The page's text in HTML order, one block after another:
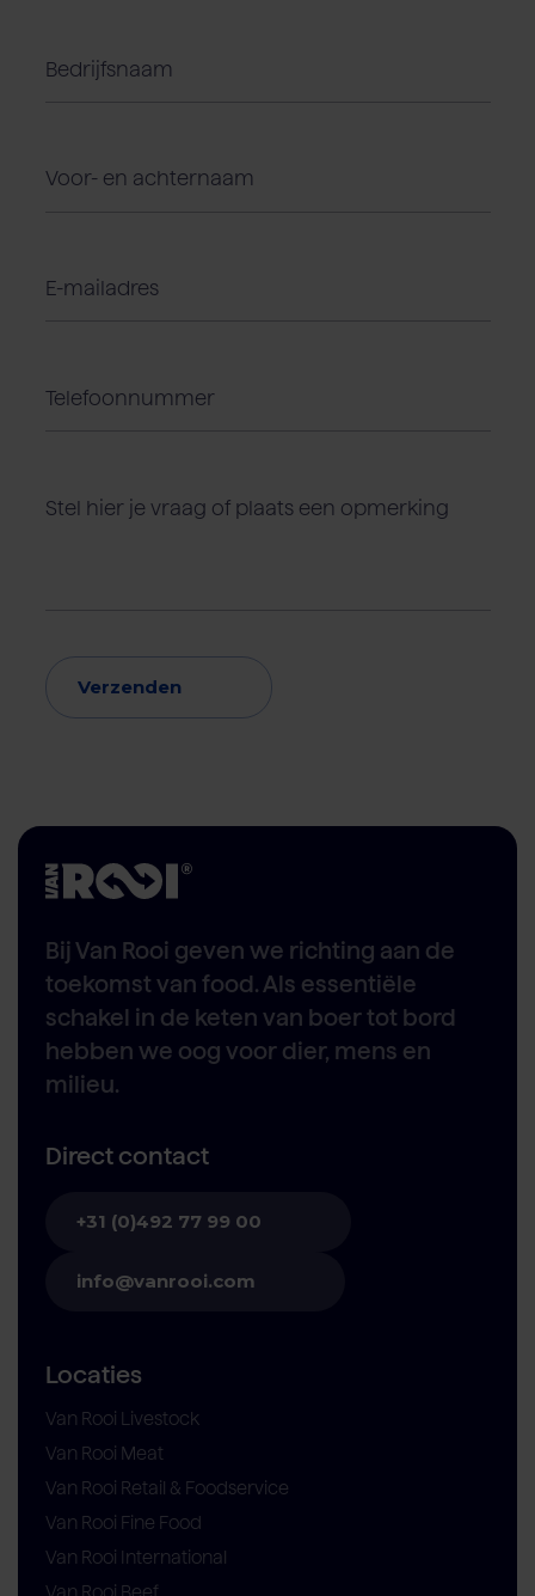
Verzenden
Bij Van Rooi geven we richting aan de
toekomst van food. Als essentiële
schakel in de keten van boer tot bord
hebben we oog voor dier, mens en
milieu.
Direct contact
+31 (0)492 77 99 00
info@vanrooi.com
Locaties
Van Rooi Livestock
Van Rooi Meat
Van Rooi Retail & Foodservice
Van Rooi Fine Food
Van Rooi International